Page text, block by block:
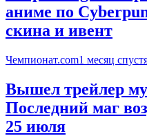
аниме по
скина и ивент
Чемпионат.com1 месяц
Вышел трейлер
Последний маг
25 июля